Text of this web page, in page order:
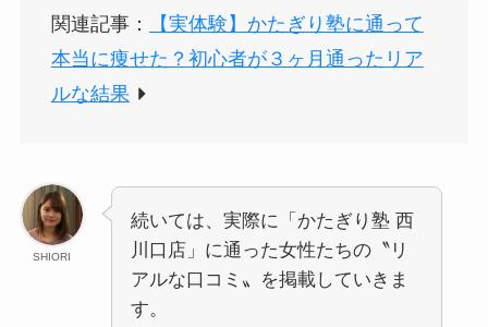
関連記事：
【実体験】かたぎり塾に通って
本当に痩せた？初心者が３ヶ月通ったリア
ルな結果
SHIORI
続いては、実際に「かたぎり塾 西
川口店」に通った女性たちの〝リ
アルな口コミ〟を掲載していきま
す。